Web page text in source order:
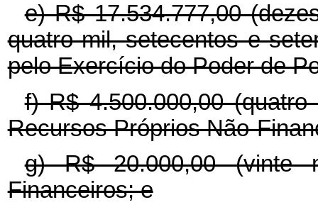
e) R$ 17.534.777,00
quatro mil, setecentos e
pelo Exercício do Poder de
f) R$ 4.500.000,00
Recursos Próprios Não-
g) R$ 20.000,00 (vinte
Financeiros; e